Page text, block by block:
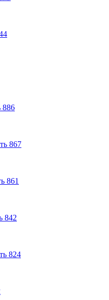
886
867
861
842
824